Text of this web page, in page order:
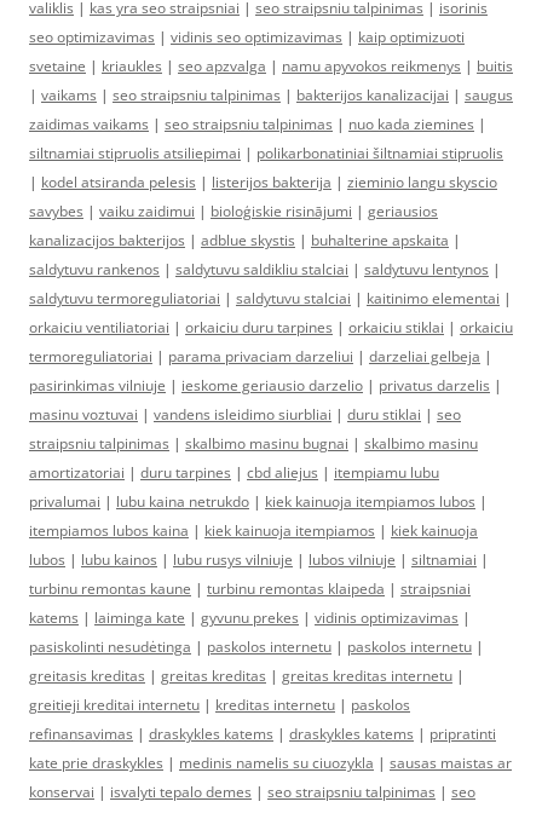
valiklis | kas yra seo straipsniai | seo straipsniu talpinimas | isorinis
seo optimizavimas | vidinis seo optimizavimas | kaip optimizuoti
svetaine | kriaukles | seo apzvalga | namu apyvokos reikmenys | buitis
| vaikams | seo straipsniu talpinimas | bakterijos kanalizacijai | saugus
zaidimas vaikams | seo straipsniu talpinimas | nuo kada ziemines |
siltnamiai stipruolis atsiliepimai | polikarbonatiniai šiltnamiai stipruolis
| kodel atsiranda pelesis | listerijos bakterija | zieminio langu skyscio
savybes | vaiku zaidimui | bioloģiskie risinājumi | geriausios
kanalizacijos bakterijos | adblue skystis | buhalterine apskaita |
saldytuvu rankenos | saldytuvu saldikliu stalciai | saldytuvu lentynos |
saldytuvu termoreguliatoriai | saldytuvu stalciai | kaitinimo elementai |
orkaiciu ventiliatoriai | orkaiciu duru tarpines | orkaiciu stiklai | orkaiciu
termoreguliatoriai | parama privaciam darzeliui | darzeliai gelbeja |
pasirinkimas vilniuje | ieskome geriausio darzelio | privatus darzelis |
masinu voztuvai | vandens isleidimo siurbliai | duru stiklai | seo
straipsniu talpinimas | skalbimo masinu bugnai | skalbimo masinu
amortizatoriai | duru tarpines | cbd aliejus | itempiamu lubu
privalumai | lubu kaina netrukdo | kiek kainuoja itempiamos lubos |
itempiamos lubos kaina | kiek kainuoja itempiamos | kiek kainuoja
lubos | lubu kainos | lubu rusys vilniuje | lubos vilniuje | siltnamiai |
turbinu remontas kaune | turbinu remontas klaipeda | straipsniai
katems | laiminga kate | gyvunu prekes | vidinis optimizavimas |
pasiskolinti nesudėtinga | paskolos internetu | paskolos internetu |
greitasis kreditas | greitas kreditas | greitas kreditas internetu |
greitieji kreditai internetu | kreditas internetu | paskolos
refinansavimas | draskykles katems | draskykles katems | pripratinti
kate prie draskykles | medinis namelis su ciuozykla | sausas maistas ar
konservai | isvalyti tepalo demes | seo straipsniu talpinimas | seo